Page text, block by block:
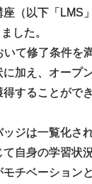
（以下「LMS
した。
いて修了条件を
加え、オープ
することがで
ジは一覧化さ
自身の学習状
チベーション